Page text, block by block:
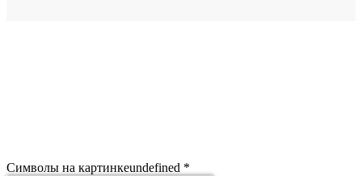
Символы на картинкеundefined *